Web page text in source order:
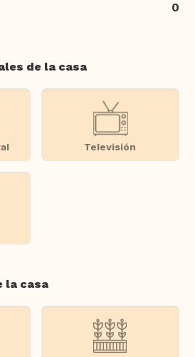
0
de la casa
Televisión
la casa